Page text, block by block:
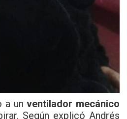
a unventilador mecánico
Según explicó Andrés